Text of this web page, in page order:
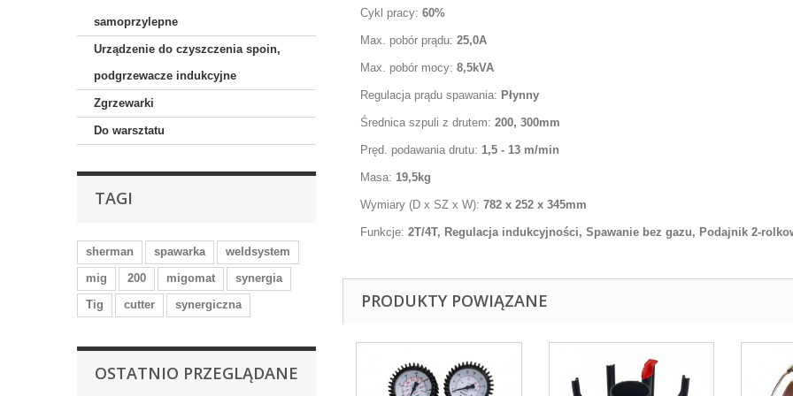
samoprzylepne
Urządzenie do czyszczenia spoin,
podgrzewacze indukcyjne
Zgrzewarki
Do warsztatu
TAGI
sherman spawarka
weldsystem
mig
200 migomat
synergia
Tig
cutter synergiczna
OSTATNIO PRZEGLĄDANE
Cykl pracy: 60%
Max. pobór prądu: 25,0A
Max. pobór mocy: 8,5kVA
Regulacja prądu spawania: Płynny
Średnica szpuli z drutem: 200, 300mm
Pręd. podawania drutu: 1,5 - 13 m/min
Masa: 19,5kg
Wymiary (D x SZ x W): 782 x 252 x 345mm
Funkcje: 2T/4T, Regulacja indukcyjności, Spawanie bez gazu, Podajnik 2-
PRODUKTY POWIĄZANE